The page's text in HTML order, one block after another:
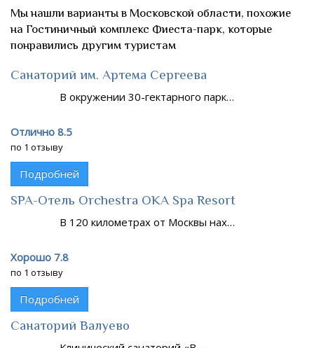
Мы нашли варианты в Московской области, похожие
на Гостиничный комплекс Фиеста-парк, которые
понравились другим туристам
Санаторий им. Артема Сергеева
В окружении 30-гектарного парк…
Отлично 8.5
по 1 отзыву
Подробней
SPA-Отель Orchestra OKA Spa Resort
В 120 километрах от Москвы нах…
Хорошо 7.8
по 1 отзыву
Подробней
Санаторий Валуево